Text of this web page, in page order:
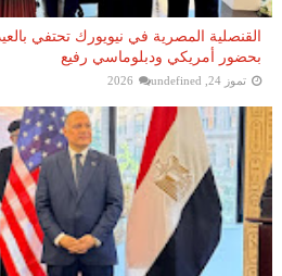
بحضور أمريكي ودبلوماسي رفيع
تموز 24, 2026 undefined